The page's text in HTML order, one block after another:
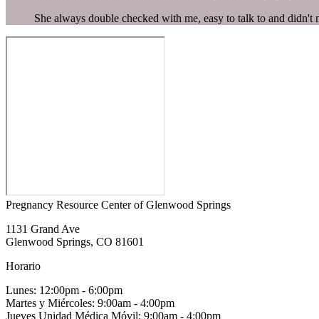
She always double checked with me, easy to talk to and didn't
Pregnancy Resource Center of Glenwood Springs
1131 Grand Ave
Glenwood Springs, CO 81601
Horario
Lunes: 12:00pm - 6:00pm
Martes y Miércoles: 9:00am - 4:00pm
Jueves Unidad Médica Móvil: 9:00am - 4:00pm